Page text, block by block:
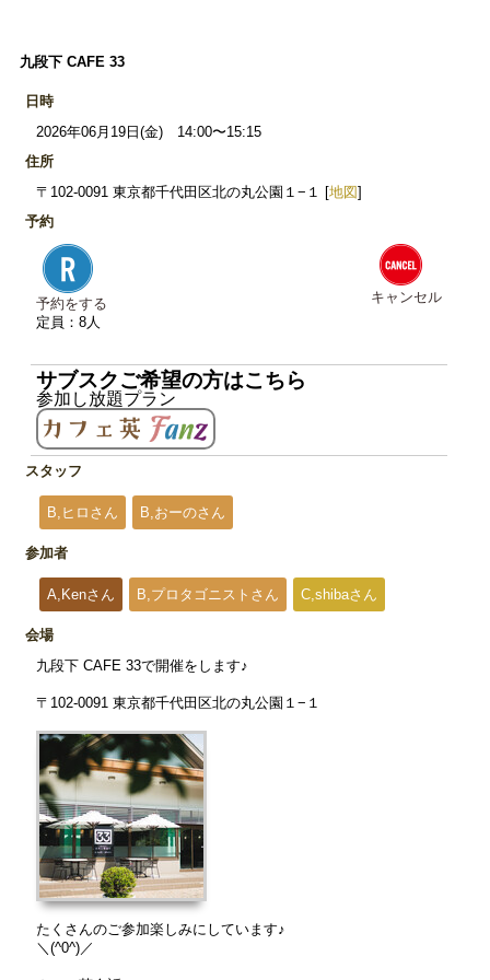
九段下 CAFE 33
日時
2026年06月19日(金) 14:00〜15:15
住所
〒102-0091 東京都千代田区北の丸公園１−１ [地図]
予約
予約をする
定員：8人
キャンセル
サブスクご希望の方はこちら
参加し放題プラン
スタッフ
B,ヒロさん B,おーのさん
参加者
A,Kenさん B,プロタゴニストさん C,shibaさん
会場
九段下 CAFE 33で開催をします♪
〒102-0091 東京都千代田区北の丸公園１−１
たくさんのご参加楽しみにしています♪
＼(^0^)／